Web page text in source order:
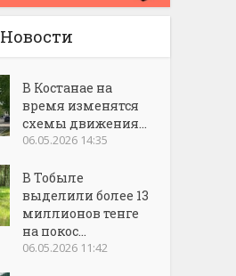
Новости
В Костанае на
время изменятся
схемы движения...
06.05.2026 14:35
В Тобыле
выделили более 13
миллионов тенге
на покос...
06.05.2026 11:42